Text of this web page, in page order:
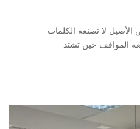
الأصيل لا تصنعه الكلمات
المواقف حين تشتد